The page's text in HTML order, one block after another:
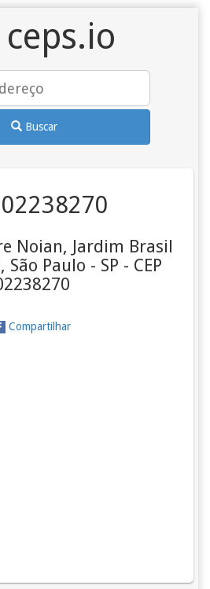
Buscar
02238270
Noian, Jardim Brasil
Paulo - SP - CEP
Compartilhar